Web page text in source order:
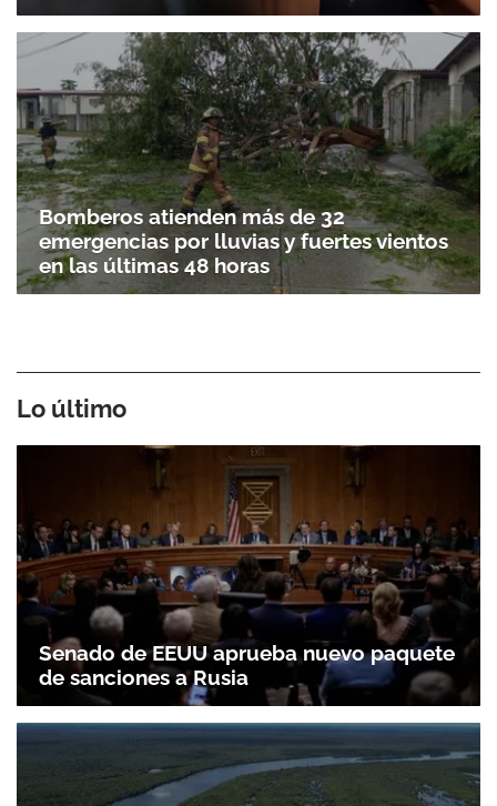
Bomberos atienden más de 32
emergencias por lluvias y fuertes vientos
en las últimas 48 horas
Lo último
Senado de EEUU aprueba nuevo paquete
de sanciones a Rusia